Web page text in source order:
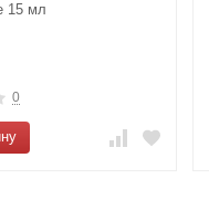
15 мл
0